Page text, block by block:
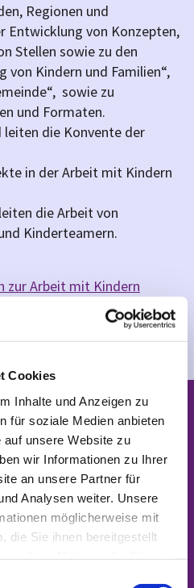
Cookies
Inhalte und Anzeigen zu
für soziale Medien anbieten
unsere Website zu
wir Informationen zu Ihrer
an unsere Partner für
Analysen weiter. Unsere
möglicherweise mit
die Sie ihnen bereitgestellt
Regionen und
Entwicklung von Konzepten,
Stellen sowie zu den
von Kindern und Familien“,
sowie zu
und Formaten.
leiten die Konvente der
in der Arbeit mit Kindern
die Arbeit von
Kinderteamern.
zur Arbeit mit Kindern
zur Arbeit mit Familien
mit Kindern und
Standort:
Weg 41, 12353 Berlin